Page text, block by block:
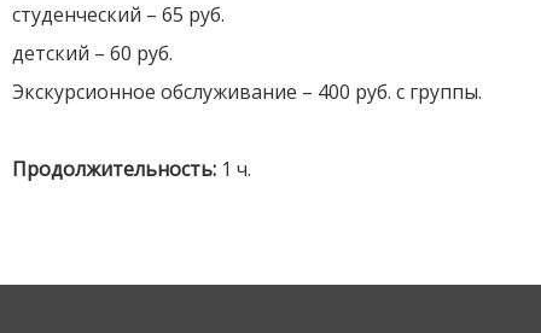
студенческий – 65 руб.
детский – 60 руб.
Экскурсионное обслуживание – 400 руб. с группы.
Продолжительность: 1 ч.